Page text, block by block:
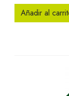
Añadir al